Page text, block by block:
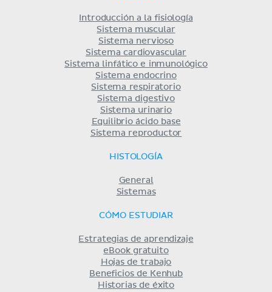
Introducción a la fisiología
Sistema muscular
Sistema nervioso
Sistema cardiovascular
Sistema linfático e inmunológico
Sistema endocrino
Sistema respiratorio
Sistema digestivo
Sistema urinario
Equilibrio ácido base
Sistema reproductor
HISTOLOGÍA
General
Sistemas
CÓMO ESTUDIAR
Estrategias de aprendizaje
eBook gratuito
Hojas de trabajo
Beneficios de Kenhub
Historias de éxito